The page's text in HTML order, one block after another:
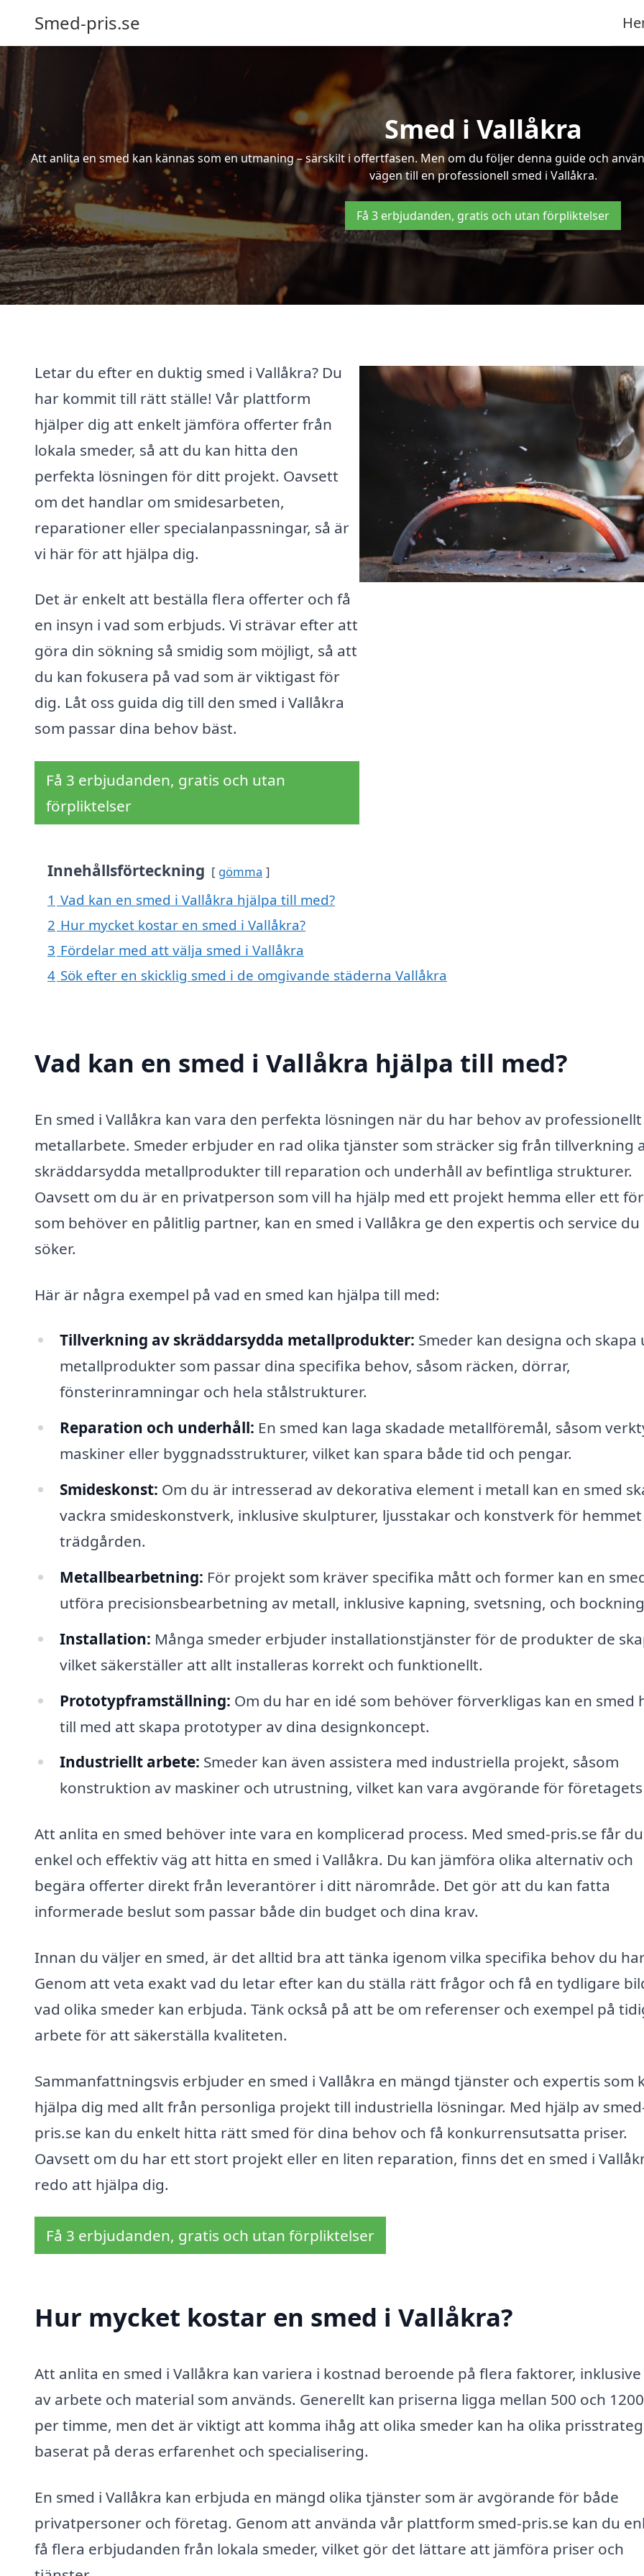
Smed-pris.se
Smed i Vallåkra
Att anlita en smed kan kännas som en utmaning – särskilt i offertfasen. Men om du följer denna guide och
vägen till en professionell smed i Vallåkra.
Få 3 erbjudanden, gratis och utan förpliktelser
Letar du efter en duktig smed i Vallåkra? Du
har kommit till rätt ställe! Vår plattform
hjälper dig att enkelt jämföra offerter från
lokala smeder, så att du kan hitta den
perfekta lösningen för ditt projekt. Oavsett
om det handlar om smidesarbeten,
reparationer eller specialanpassningar, så är
vi här för att hjälpa dig.
Det är enkelt att beställa flera offerter och få
en insyn i vad som erbjuds. Vi strävar efter att
göra din sökning så smidig som möjligt, så att
du kan fokusera på vad som är viktigast för
dig. Låt oss guida dig till den smed i Vallåkra
som passar dina behov bäst.
Få 3 erbjudanden, gratis och utan
förpliktelser
Innehållsförteckning gömma
1 Vad kan en smed i Vallåkra hjälpa till med?
2 Hur mycket kostar en smed i Vallåkra?
3 Fördelar med att välja smed i Vallåkra
4 Sök efter en skicklig smed i de omgivande städerna Vallåkra
Vad kan en smed i Vallåkra hjälpa till med?
En smed i Vallåkra kan vara den perfekta lösningen när du har behov av professionellt
metallarbete. Smeder erbjuder en rad olika tjänster som sträcker sig från tillverkning
skräddarsydda metallprodukter till reparation och underhåll av befintliga strukturer.
Oavsett om du är en privatperson som vill ha hjälp med ett projekt hemma eller ett
som behöver en pålitlig partner, kan en smed i Vallåkra ge den expertis och service du
söker.
Här är några exempel på vad en smed kan hjälpa till med:
Tillverkning av skräddarsydda metallprodukter: Smeder kan designa och skapa
metallprodukter som passar dina specifika behov, såsom räcken, dörrar,
fönsterinramningar och hela stålstrukturer.
Reparation och underhåll: En smed kan laga skadade metallföremål, såsom
maskiner eller byggnadsstrukturer, vilket kan spara både tid och pengar.
Smideskonst: Om du är intresserad av dekorativa element i metall kan en smed
vackra smideskonstverk, inklusive skulpturer, ljusstakar och konstverk för
trädgården.
Metallbearbetning: För projekt som kräver specifika mått och former kan en
utföra precisionsbearbetning av metall, inklusive kapning, svetsning, och
Installation: Många smeder erbjuder installationstjänster för de produkter de
vilket säkerställer att allt installeras korrekt och funktionellt.
Prototypframställning: Om du har en idé som behöver förverkligas kan en smed
till med att skapa prototyper av dina designkoncept.
Industriellt arbete: Smeder kan även assistera med industriella projekt, såsom
konstruktion av maskiner och utrustning, vilket kan vara avgörande för
Att anlita en smed behöver inte vara en komplicerad process. Med smed-pris.se får
enkel och effektiv väg att hitta en smed i Vallåkra. Du kan jämföra olika alternativ och
begära offerter direkt från leverantörer i ditt närområde. Det gör att du kan fatta
informerade beslut som passar både din budget och dina krav.
Innan du väljer en smed, är det alltid bra att tänka igenom vilka specifika behov du
Genom att veta exakt vad du letar efter kan du ställa rätt frågor och få en tydligare
vad olika smeder kan erbjuda. Tänk också på att be om referenser och exempel på
arbete för att säkerställa kvaliteten.
Sammanfattningsvis erbjuder en smed i Vallåkra en mängd tjänster och expertis som
hjälpa dig med allt från personliga projekt till industriella lösningar. Med hjälp av
pris.se kan du enkelt hitta rätt smed för dina behov och få konkurrensutsatta priser.
Oavsett om du har ett stort projekt eller en liten reparation, finns det en smed i
redo att hjälpa dig.
Få 3 erbjudanden, gratis och utan förpliktelser
Hur mycket kostar en smed i Vallåkra?
Att anlita en smed i Vallåkra kan variera i kostnad beroende på flera faktorer,
av arbete och material som används. Generellt kan priserna ligga mellan 500 och
per timme, men det är viktigt att komma ihåg att olika smeder kan ha olika
baserat på deras erfarenhet och specialisering.
En smed i Vallåkra kan erbjuda en mängd olika tjänster som är avgörande för både
privatpersoner och företag. Genom att använda vår plattform smed-pris.se kan du
få flera erbjudanden från lokala smeder, vilket gör det lättare att jämföra priser och